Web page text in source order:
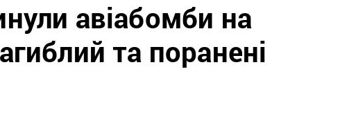
авіабомби на
та поранені